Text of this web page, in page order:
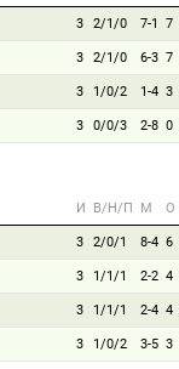
3 2/1/0 7-1 7
3 2/1/0 6-3 7
3 1/0/2 1-4 3
3 0/0/3 2-8 0
И В/Н/П М О
3 2/0/1 8-4 6
3 1/1/1 2-2 4
3 1/1/1 2-4 4
3 1/0/2 3-5 3